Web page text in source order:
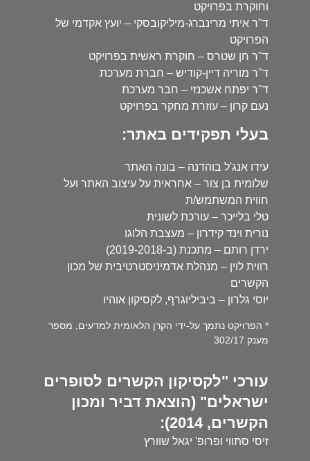
וחוקרת בפרויקט
ד"ר איתי מרינברג-מיליקובסקי – יועץ אקדמי של
הפרויקט
ד"ר חן שטרס – חוקרת ראשית בפרויקט
ד"ר מוריה דיין-קודיש – חברת מערכת
ד"ר יפתח אשכנזי – חבר מערכת
נעם קרון – עוזרת מחקר בפרויקט
בעלי תפקידים באתר:
עידו אנג'ל בוהדנה – בונה האתר
שלומית בן צור – אחראית על עיצוב האתר ועל
חווית המשתמש/ת
טלי בלייכר – עורכת לשונית
נורית וינד קידרון – מעצבת הלוגו
ירדן רותם – מתכנת (ב-2019-2018)
רווית לוין – מנהלת אדמיניסטרטיבית של מכון
הקשרים
יוסי גלרון – ביביליוגרף, לקסיקון אוהיו
* הפרויקט נתמך על-ידי הקרן הלאומית למדעים, מספר
מענק 302/17
עורכי "לקסיקון הקשרים לסופרים
ישראלים" (הוצאת דביר ומכון
הקשרים, 2014):
זיסי סתווי ופרופ' יגאל שוורץ